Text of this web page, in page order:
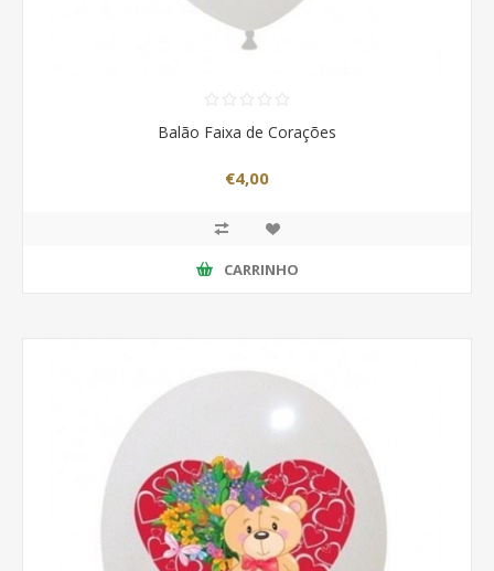
Balão Faixa de Corações
€4,00
CARRINHO